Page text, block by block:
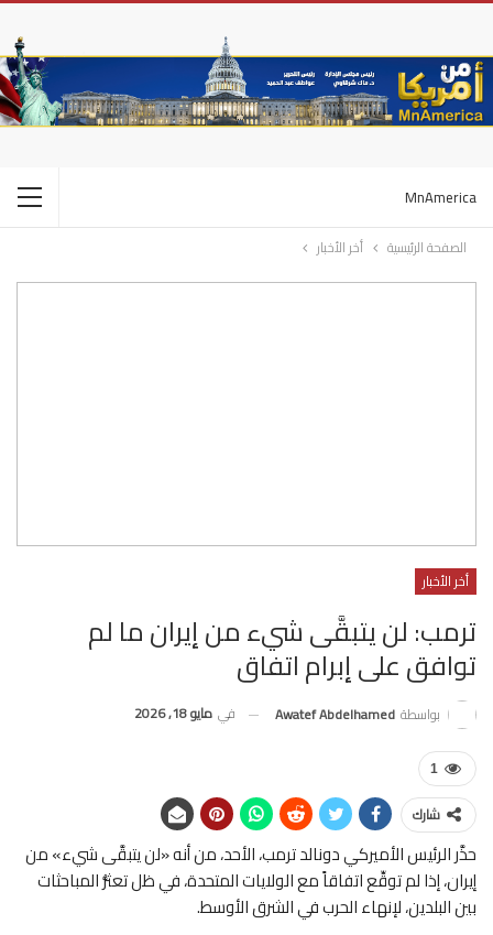
MnAmerica
الصفحة الرئيسية أخر الأخبار
أخر الأخبار
ترمب: لن يتبقَّى شيء من إيران ما لم
توافق على إبرام اتفاق
بواسطة Awatef Abdelhamed في مايو 18, 2026
1
شارك
حذَّر الرئيس الأميركي دونالد ترمب، الأحد، من أنه «لن يتبقَّى شيء» من
إيران، إذا لم توقِّع اتفاقاً مع الولايات المتحدة، في ظل تعثُّر المباحثات
بين البلدين، لإنهاء الحرب في الشرق الأوسط.